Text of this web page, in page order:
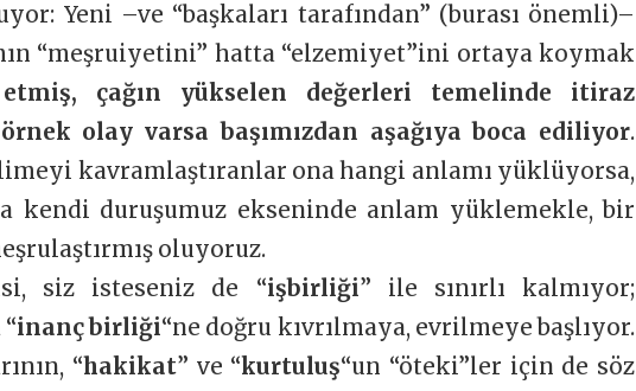
Yeni –ve “başkaları tarafından” (burası önemli)–
“meşruiyetini” hatta “elzemiyet”ini ortaya koymak
çağın yükselen değerleri temelinde itiraz
olay varsa başımızdan aşağıya boca ediliyor.
kavramlaştıranlar ona hangi anlamı yüklüyorsa,
kendi duruşumuz ekseninde anlam yüklemekle, bir
oluyoruz.
siz isteseniz de “işbirliği” ile sınırlı kalmıyor;
inanç birliği“ne doğru kıvrılmaya, evrilmeye başlıyor.
“hakikat” ve “kurtuluş“un “öteki”ler için de söz